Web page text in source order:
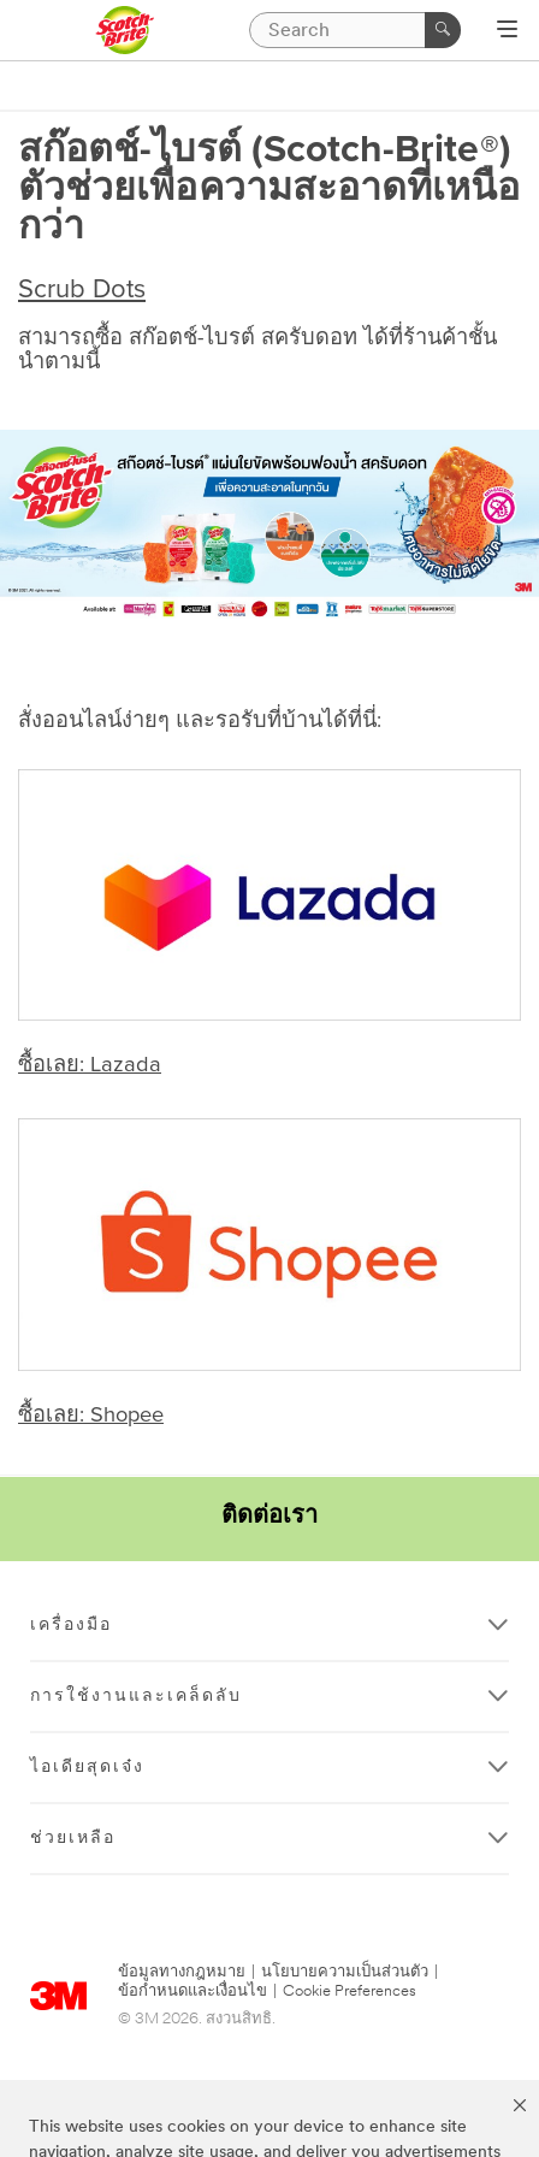
This website uses cookies on your device to enhance site
navigation, analyze site usage, and deliver you advertisements
สก๊อตช์-ไบรต์ (Scotch-Brite®)
ตัวช่วยเพื่อความสะอาดที่เหนือ
กว่า
Scrub Dots
สามารถซื้อ สก๊อตช์-ไบรต์ สครับดอท ได้ที่ร้านค้าชั้น
นำตามนี้
สั่งออนไลน์ง่ายๆ และรอรับที่บ้านได้ที่นี่:
ซื้อเลย: Lazada
ซื้อเลย: Shopee
ติดต่อเรา
เครื่องมือ
การใช้งานและเคล็ดลับ
ไอเดียสุดเจ๋ง
ช่วยเหลือ
ข้อมูลทางกฎหมาย นโยบายความเป็นส่วนตัว
ข้อกำหนดและเงื่อนไข
Cookie Preferences
© 3M 2026. สงวนสิทธิ.